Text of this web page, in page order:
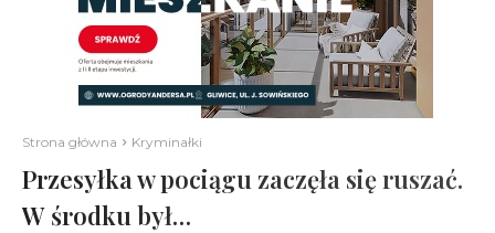
Strona główna Kryminałki
Przesyłka w pociągu zaczęła się ruszać.
W środku był…